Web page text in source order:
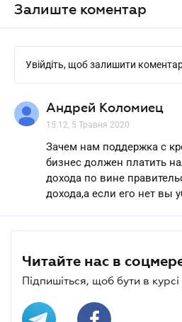
Залиште коментар
Увійдіть, щоб залишити
Андрей Коломиец
15.12, 5 Травня 2020
Зачем нам поддержка с
бизнес должен платить
дохода по вине
дохода,а если его нет вы
Читайте нас в
Підпишіться, щоб бути в курсі